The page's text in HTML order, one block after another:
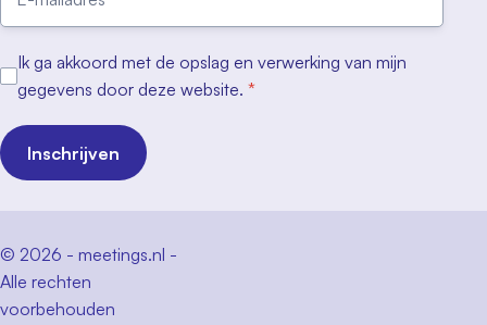
Ik ga akkoord met de opslag en verwerking van mijn
gegevens door deze website. *
Inschrijven
© 2026 - meetings.nl -
Alle rechten
voorbehouden